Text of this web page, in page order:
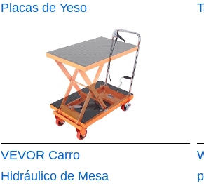
Placas de Yeso
VEVOR Carro
Hidráulico de Mesa